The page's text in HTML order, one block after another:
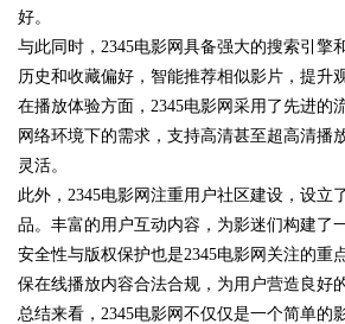
uz
!
好。
与此同时，2345电影网具备强大的搜索引
历史和收藏偏好，智能推荐相似影片，提升
在播放体验方面，2345电影网采用了先进
网络环境下的需求，支持高清甚至超高清播
灵活。
此外，2345电影网注重用户社区建设，设
品。丰富的用户互动内容，为影迷们构建了
安全性与版权保护也是2345电影网关注的
保在线播放内容合法合规，为用户营造良好
总结来看，2345电影网不仅仅是一个简单